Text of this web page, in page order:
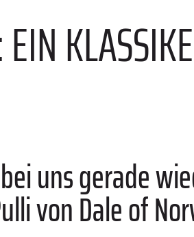
uns gerade
von Dale of